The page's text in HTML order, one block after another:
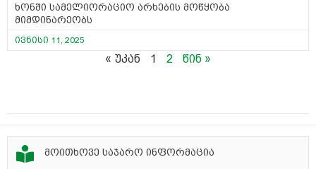
ხონში სამელიორაციო არხების მოწყობა
მიმდინარეობს
ივნისი 11, 2025
« უკან 1 2 წინ »
მოითხოვე საჯარო ინფორმაცია